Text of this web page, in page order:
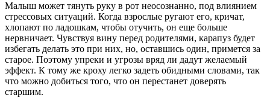
Малыш может тянуть руку в рот неосознанно, под влиянием
стрессовых ситуаций. Когда взрослые ругают его, кричат,
хлопают по ладошкам, чтобы отучить, он еще больше
нервничает. Чувствуя вину перед родителями, карапуз будет
избегать делать это при них, но, оставшись один, примется за
старое. Поэтому упреки и угрозы вряд ли дадут желаемый
эффект. К тому же кроху легко задеть обидными словами, так
что можно добиться того, что он перестанет доверять
старшим.